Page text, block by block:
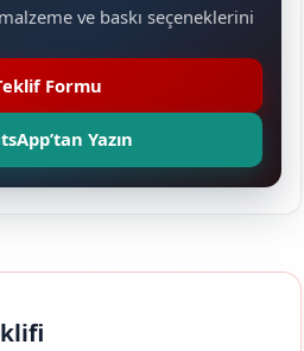
ve baskı seçeneklerini
Formu
Yazın